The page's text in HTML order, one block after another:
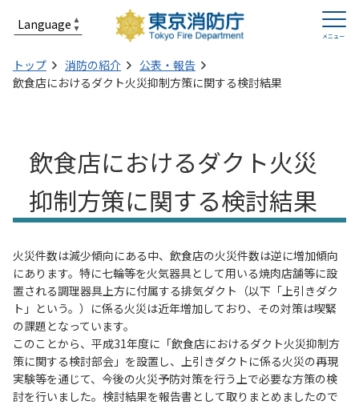
トップ 消防の紹介
公表・報告
飲食店におけるダクト火災抑制方策に関する検討結果
飲食店におけるダクト火災
抑制方策に関する検討結果
火災件数は減少傾向にある中、飲食店の火災件数は逆に増加傾向
にあります。特に七輪等を火気器具として用いる焼肉店舗等に設
置される調理器具上方に付属する排気ダクト（以下「上引きダク
ト」という。）に係る火災は近年増加しており、その対策は喫緊
の課題となっています。
このことから、平成31年度に「飲食店におけるダクト火災抑制方
策に関する検討部会」を設置し、上引きダクトに係る火災の再現
実験等を通じて、今後の火災予防対策を行う上で必要な方策の検
討を行いました。検討結果を報告書として取りまとめましたので